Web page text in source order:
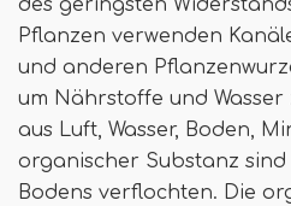
des geringsten
Pflanzen verwenden
und anderen
um Nährstoffe und
aus Luft, Wasser, Boden,
organischer Substanz
Bodens verflochten. Die